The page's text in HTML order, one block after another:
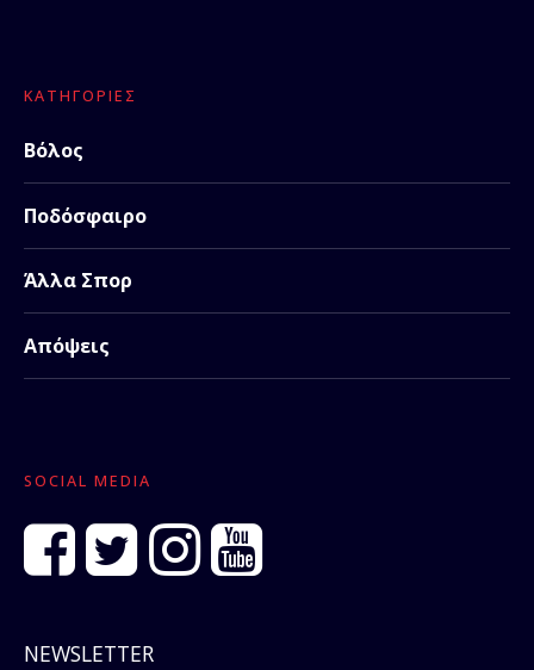
ΚΑΤΗΓΟΡΊΕΣ
Βόλος
Ποδόσφαιρο
Άλλα Σπορ
Απόψεις
SOCIAL MEDIA
NEWSLETTER